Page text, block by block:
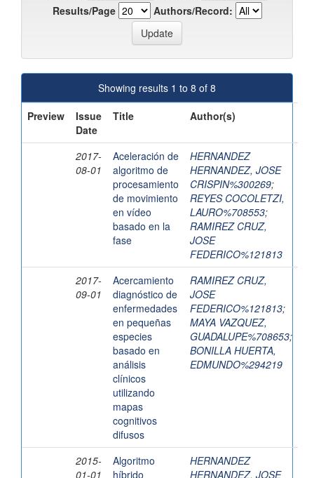
Results/Page
Authors/Record:
Showing results 1 to 8 of 8
Preview
Issue
Date
Title Author(s)
2017-
08-01
Aceleración de
algoritmo de
procesamiento
de movimiento
en vídeo
basado en la
fase
HERNANDEZ
HERNANDEZ, JOSE
CRISPIN%300269;
REYES COCOLETZI,
LAURO%708553;
RAMIREZ CRUZ,
JOSE
FEDERICO%121813
2017-
09-01
Acercamiento
diagnóstico de
enfermedades
en pequeñas
especies
basado en
análisis
clínicos
utilizando
mapas
cognitivos
difusos
RAMIREZ CRUZ,
JOSE
FEDERICO%121813;
MAYA VAZQUEZ,
GUADALUPE%708653;
BONILLA HUERTA,
EDMUNDO%294219
2015-
01-01
Algoritmo
híbrido
HERNANDEZ
HERNANDEZ, JOSE